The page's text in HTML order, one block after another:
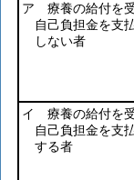
ア 療養の給付を
自己負担金を支
しない者
イ 療養の給付を
自己負担金を支
する者